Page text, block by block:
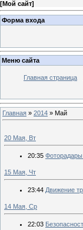
[Мой сайт]
Форма входа
Меню сайта
Главная страница
Главная » 2014 » Май
20 Мая, Вт
20:35
15 Мая, Чт
23:44 Движение
14 Мая, Ср
22:03